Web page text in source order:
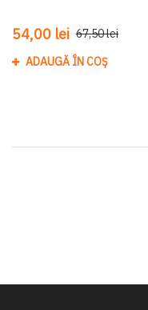
54,00 lei 67,50 lei
ADAUGĂ ÎN COȘ